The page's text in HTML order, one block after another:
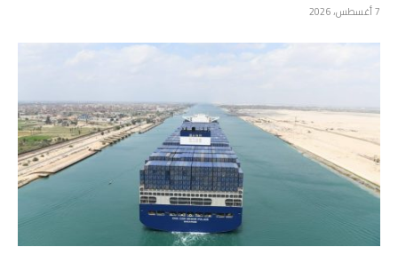
7 أغسطس، 2026